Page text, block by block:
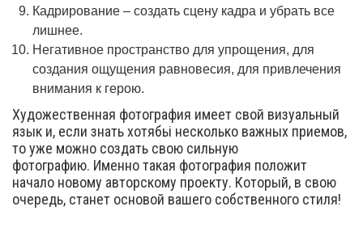
Кадрирование – создать сцену кадра и убрать все
лишнее.
Негативное пространство для упрощения, для
создания ощущения равновесия, для привлечения
внимания к герою.
Художественная фотография имеет свой визуальный
язык и, если знать хотябьі несколько важных приемов,
то уже можно создать свою сильную
фотографию. Именно такая фотография положит
начало новому авторскому проекту. Который, в свою
очередь, станет основой вашего собственного стиля!